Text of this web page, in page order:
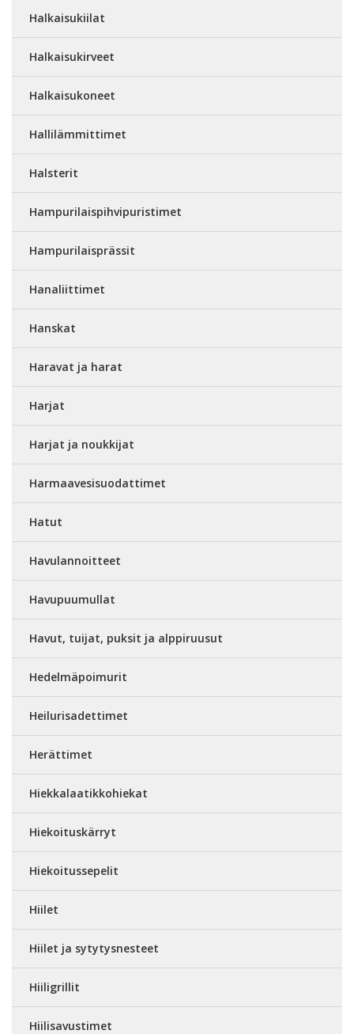
Halkaisukiilat
Halkaisukirveet
Halkaisukoneet
Hallilämmittimet
Halsterit
Hampurilaispihvipuristimet
Hampurilaisprässit
Hanaliittimet
Hanskat
Haravat ja harat
Harjat
Harjat ja noukkijat
Harmaavesisuodattimet
Hatut
Havulannoitteet
Havupuumullat
Havut, tuijat, puksit ja alppiruusut
Hedelmäpoimurit
Heilurisadettimet
Herättimet
Hiekkalaatikkohiekat
Hiekoituskärryt
Hiekoitussepelit
Hiilet
Hiilet ja sytytysnesteet
Hiiligrillit
Hiilisavustimet